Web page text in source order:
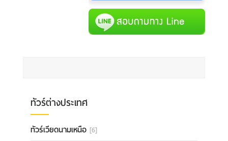
ทัวร์ต่างประเทศ
ทัวร์เวียดนามเหนือ [6]